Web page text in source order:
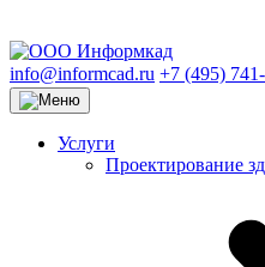
info@informcad.ru +7 (495)
Услуги
Проектирование